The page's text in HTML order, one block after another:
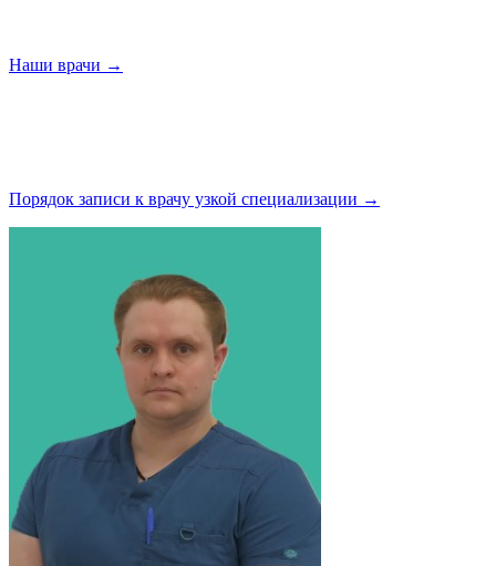
Наши врачи →
Порядок записи к врачу узкой специализации →